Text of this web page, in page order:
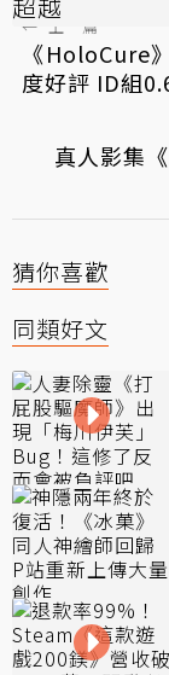
← 上一篇
《HoloCure
度好評 ID組
真人影集
猜你喜歡
同類好文